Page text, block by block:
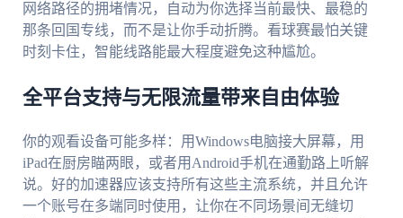
网络路径的拥堵情况，自动为你选择当前最快、最稳的
那条回国专线，而不是让你手动折腾。看球赛最怕关键
时刻卡住，智能线路能最大程度避免这种尴尬。
全平台支持与无限流量带来自由体验
你的观看设备可能多样：用Windows电脑接大屏幕，用
iPad在厨房瞄两眼，或者用Android手机在通勤路上听解
说。好的加速器应该支持所有这些主流系统，并且允许
一个账号在多端同时使用，让你在不同场景间无缝切